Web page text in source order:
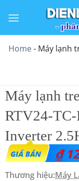
qua
dungHome- Máy lạnh
Máy lạnh
RTV24-
Inverter
₫
Thương hiệu:Máy